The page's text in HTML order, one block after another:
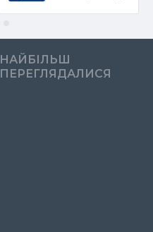
НАЙБІЛЬШ
ПЕРЕГЛЯДАЛИСЯ